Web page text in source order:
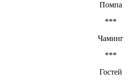
Помпа
***
Чаминг
***
Гостей